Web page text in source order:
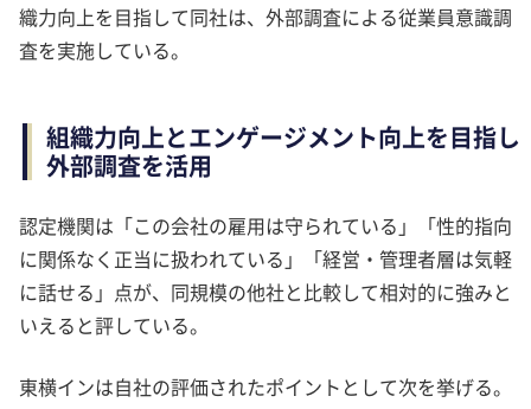
織力向上を目指して同社は、外部調査による従業員意識調
査を実施している。
組織力向上とエンゲージメント向上を目指し
外部調査を活用
認定機関は「この会社の雇用は守られている」「性的指向
に関係なく正当に扱われている」「経営・管理者層は気軽
に話せる」点が、同規模の他社と比較して相対的に強みと
いえると評している。
東横インは自社の評価されたポイントとして次を挙げる。